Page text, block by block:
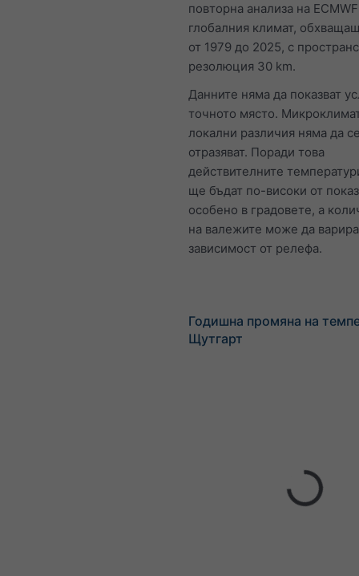
повторна анализа на
глобалния климат,
от 1979 до 2025, с
резолюция 30 km.
Данните няма да показват
точното място.
локални различия няма да
отразяват. Поради това
действителните
ще бъдат по-високи от
особено в градовете, а
на валежите може да
зависимост от релефа.
Годишна промяна на
Щутгарт